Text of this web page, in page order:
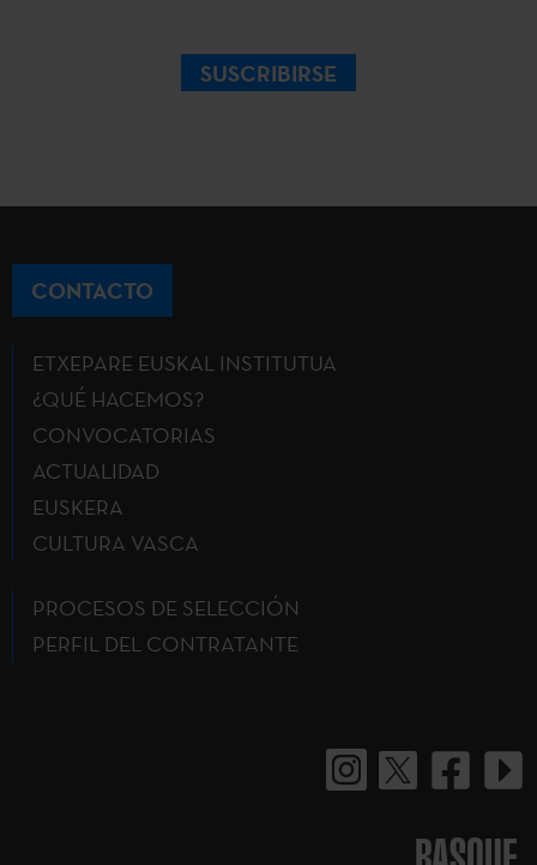
SUSCRIBIRSE
CONTACTO
ETXEPARE EUSKAL INSTITUTUA
¿QUÉ HACEMOS?
CONVOCATORIAS
ACTUALIDAD
EUSKERA
CULTURA VASCA
PROCESOS DE SELECCIÓN
PERFIL DEL CONTRATANTE